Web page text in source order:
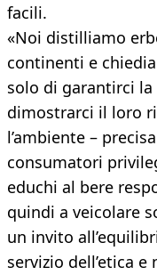
facili.
«Noi distilliamo
continenti e
solo di garantirci
dimostrarci il loro
l’ambiente –
consumatori
educhi al bere
quindi a veicolare
un invito
servizio dell’etica